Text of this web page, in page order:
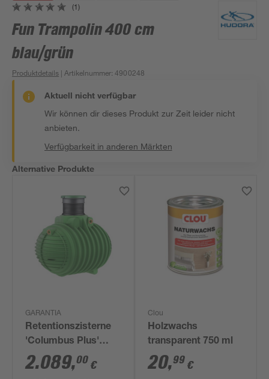
(1)
Fun Trampolin 400 cm
blau/grün
Produktdetails | Artikelnummer:4900248
Aktuell nicht verfügbar
Wir können dir dieses Produkt zur Zeit leider nicht
anbieten.
Verfügbarkeit in anderen Märkten
Alternative Produkte
GARANTIA
Retentionszisterne
'Columbus Plus'
grün, 4500 l
2.089,00 €
Clou
Holzwachs
transparent 750 ml
20,99 €